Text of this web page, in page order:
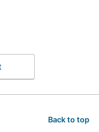
Back to top